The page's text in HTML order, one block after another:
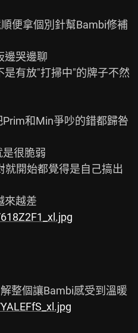
便拿個別針幫Bambi修補
邊哭邊聊
有放"打掃中"的牌子不然
和Min爭吵的錯都歸咎
很脆弱
就開始都覺得是自己搞出